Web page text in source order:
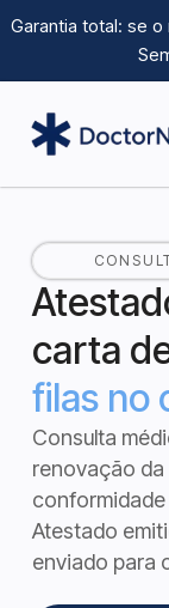
Garantia total: se
carta
filas no
Consulta
renovação
Atestado
enviado para